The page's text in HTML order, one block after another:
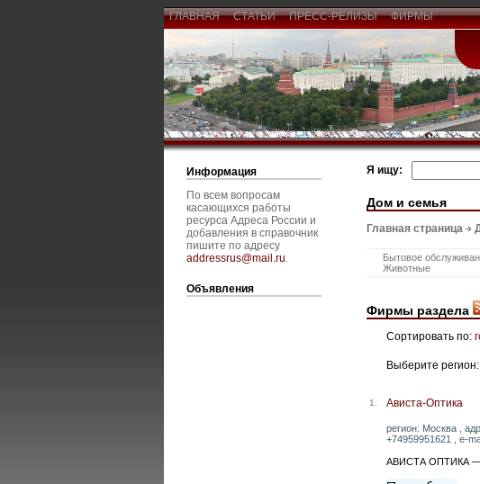
ГЛАВНАЯ СТАТЬИ ПРЕСС-РЕЛИЗЫ ФИРМЫ
Информация
По всем вопросам
касающихся работы
ресурса Адреса России и
добавления в справочник
пишите по адресу
addressrus@mail.ru.
Объявления
Я ищу:
Дом и семья
Главная страница
Бытовое
Животные
Фирмы раздела
Сортировать по:
Выберите регион:
1. Aвиcтa-Оптика
регион: Москва ,
+74959951621 , e-
АВИСТА ОПТИКА —